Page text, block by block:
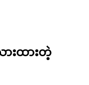
းထားတဲ့